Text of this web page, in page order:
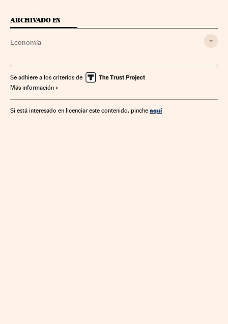
ARCHIVADO EN
Economía
Se adhiere a los criterios de
Más información
Si está interesado en licenciar este contenido, pinche aquí